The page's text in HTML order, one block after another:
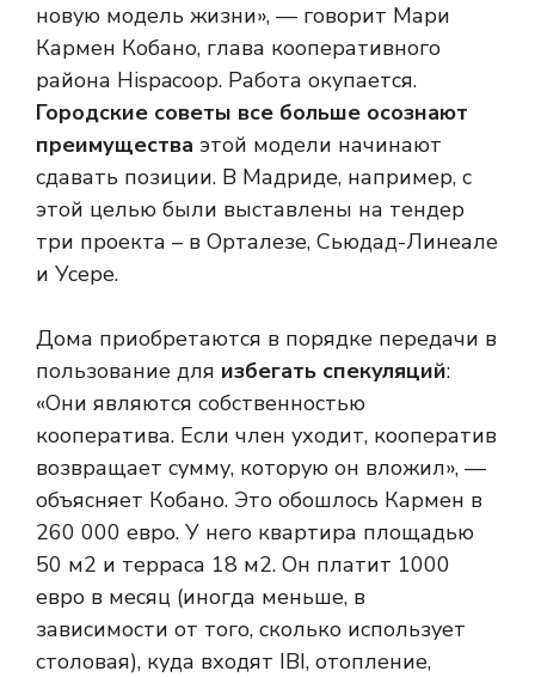
новую модель жизни», — говорит Мари
Кармен Кобано, глава кооперативного
района Hispacoop. Работа окупается.
Городские советы все больше осознают
преимущества этой модели начинают
сдавать позиции. В Мадриде, например, с
этой целью были выставлены на тендер
три проекта – в Орталезе, Сьюдад-Линеале
и Усере.
Дома приобретаются в порядке передачи в
пользование для избегать спекуляций:
«Они являются собственностью
кооператива. Если член уходит, кооператив
возвращает сумму, которую он вложил», —
объясняет Кобано. Это обошлось Кармен в
260 000 евро. У него квартира площадью
50 м2 и терраса 18 м2. Он платит 1000
евро в месяц (иногда меньше, в
зависимости от того, сколько использует
столовая), куда входят IBI, отопление,